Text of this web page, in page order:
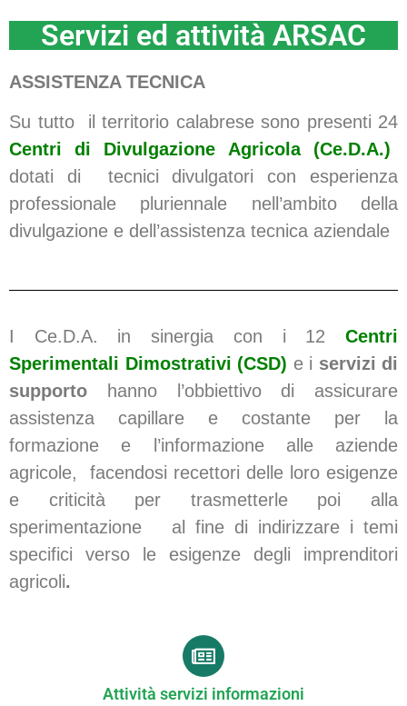
Servizi ed attività ARSAC
ASSISTENZA TECNICA
Su tutto il territorio calabrese sono presenti 24
Centri di Divulgazione Agricola (Ce.D.A.)
dotati di tecnici divulgatori con esperienza
professionale pluriennale nell’ambito della
divulgazione e dell’assistenza tecnica aziendale
I Ce.D.A. in sinergia con i 12 Centri
Sperimentali Dimostrativi (CSD) e i servizi di
supporto hanno l’obbiettivo di assicurare
assistenza capillare e costante per la
formazione e l’informazione alle aziende
agricole, facendosi recettori delle loro esigenze
e criticità per trasmetterle poi alla
sperimentazione
al fine di indirizzare i temi
specifici verso le esigenze degli imprenditori
agricoli.
Attività servizi informazioni